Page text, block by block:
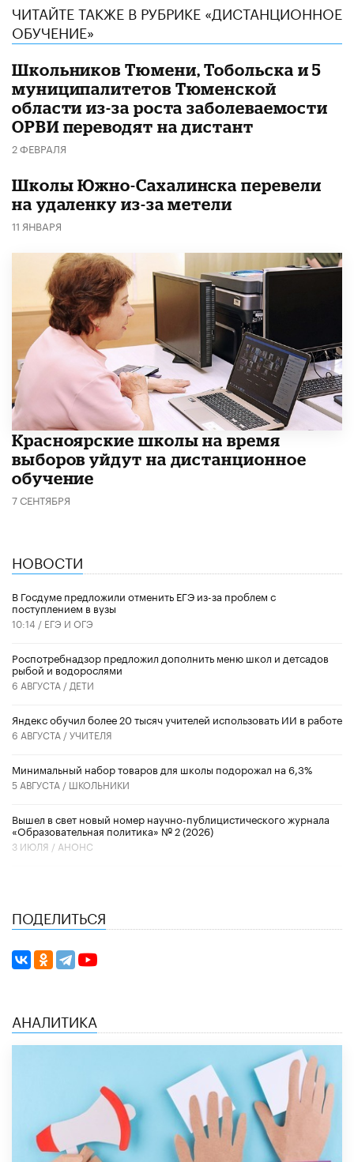
ЧИТАЙТЕ ТАКЖЕ В РУБРИКЕ «ДИСТАНЦИОННОЕ
ОБУЧЕНИЕ»
Школьников Тюмени, Тобольска и 5
муниципалитетов Тюменской
области из-за роста заболеваемости
ОРВИ переводят на дистант
2 ФЕВРАЛЯ
Школы Южно-Сахалинска перевели
на удаленку из-за метели
11 ЯНВАРЯ
Красноярские школы на время
выборов уйдут на дистанционное
обучение
7 СЕНТЯБРЯ
НОВОСТИ
В Госдуме предложили отменить ЕГЭ из-за проблем с
поступлением в вузы
10:14 / ЕГЭ И ОГЭ
Роспотребнадзор предложил дополнить меню школ и детсадов
рыбой и водорослями
6 АВГУСТА / ДЕТИ
​Яндекс обучил более 20 тысяч учителей использовать ИИ в работе
6 АВГУСТА /УЧИТЕЛЯ
Минимальный набор товаров для школы подорожал на 6,3%
5 АВГУСТА / ШКОЛЬНИКИ
Вышел в свет новый номер научно-публицистического журнала
«Образовательная политика» № 2 (2026)
3 ИЮЛЯ / АНОНС
ПОДЕЛИТЬСЯ
АНАЛИТИКА